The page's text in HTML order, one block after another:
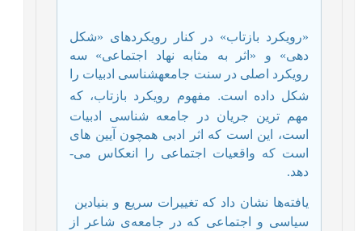
«رویکرد بازتاب» در کنار رویکردهای «شکل
دهی» و «اثر به مثابه نهاد اجتماعی» سه
رویکرد اصلی در سنت جامعه­شناسی ادبیات را
شکل داده است.مفهوم رویکرد بازتاب، که
مهم ترین جریان در جامعه ­شناسی ادبیات
است، این است که اثر ادبی همچون آیین ه­ای
است که واقعیات اجتماعی را انعکاس می­
دهد.
یافته‌ها نشان داد که تغییرات سریع و بنیادین
سیاسی و اجتماعی که در جامعه‌ی شاعر از